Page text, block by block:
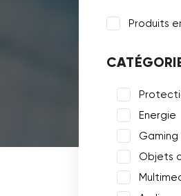
Produits
Energie
Gaming
Objets